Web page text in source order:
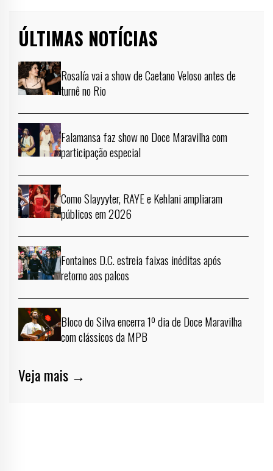
ÚLTIMAS NOTÍCIAS
Rosalía vai a show de Caetano Veloso antes de
turnê no Rio
Falamansa faz show no Doce Maravilha com
participação especial
Como Slayyyter, RAYE e Kehlani ampliaram
públicos em 2026
Fontaines D.C. estreia faixas inéditas após
retorno aos palcos
Bloco do Silva encerra 1º dia de Doce Maravilha
com clássicos da MPB
Veja mais →